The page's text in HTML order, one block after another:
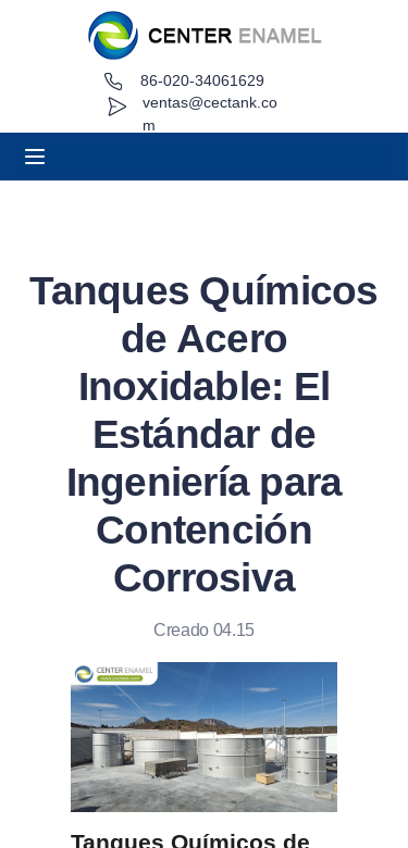
ventas@cectank.co
m
86-020-34061629
Tanques Químicos
de Acero
Inoxidable: El
Estándar de
Ingeniería para
Contención
Corrosiva
Creado 04.15
Tanques Químicos de
Acerca de
Caso de proyecto
Solicitar cotización
Contacto